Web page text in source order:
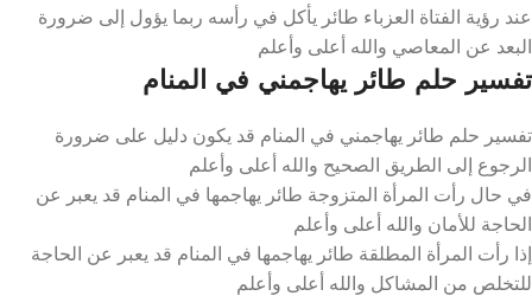
عند رؤية الفتاة العزباء طائر يأكل في رأسه ربما يؤول إلى ضرورة
البعد عن المعاصي والله أعلى وأعلم
تفسير حلم طائر يهاجمني في المنام
تفسير حلم طائر يهاجمني في المنام قد يكون دليل على ضرورة
الرجوع إلى الطريق الصحيح والله أعلى وأعلم
في حال رأت المرأة المتزوجة طائر يهاجمها في المنام قد يعبر عن
الحاجة للأمان والله أعلى وأعلم
إذا رأت المرأة المطلقة طائر يهاجمها في المنام قد يعبر عن الحاجة
للتخلص من المشاكل والله أعلى وأعلم